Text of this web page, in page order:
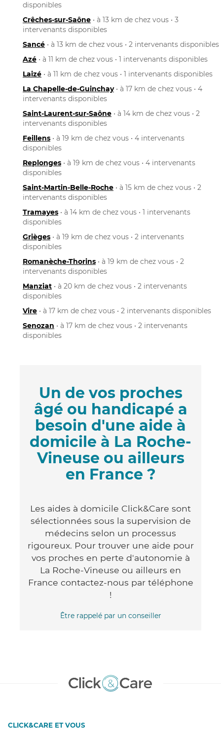
disponibles
Crêches-sur-Saône • à 13 km de chez vous • 3
intervenants disponibles
Sancé • à 13 km de chez vous • 2 intervenants disponibles
Azé • à 11 km de chez vous • 1 intervenants disponibles
Laizé • à 11 km de chez vous • 1 intervenants disponibles
La Chapelle-de-Guinchay• à 17 km de chez vous • 4
intervenants disponibles
Saint-Laurent-sur-Saône • à 14 km de chez vous • 2
intervenants disponibles
Feillens • à 19 km de chez vous • 4 intervenants
disponibles
Replonges • à 19 km de chez vous • 4 intervenants
disponibles
Saint-Martin-Belle-Roche • à 15 km de chez vous • 2
intervenants disponibles
Tramayes • à 14 km de chez vous • 1 intervenants
disponibles
Grièges • à 19 km de chez vous • 2 intervenants
disponibles
Romanèche-Thorins • à 19 km de chez vous • 2
intervenants disponibles
Manziat • à 20 km de chez vous • 2 intervenants
disponibles
Vire • à 17 km de chez vous • 2 intervenants disponibles
Senozan • à 17 km de chez vous • 2 intervenants
disponibles
Un de vos proches
âgé ou handicapé a
besoin d'une aide à
domicile à La Roche-
Vineuse ou ailleurs
en France ?
Les aides à domicile Click&Care sont
sélectionnées sous la supervision de
médecins selon un processus
rigoureux. Pour trouver une aide pour
vos proches en perte d'autonomie à
La Roche-Vineuse ou ailleurs en
France contactez-nous par téléphone
!
Être rappelé par un conseiller
CLICK&CARE ET VOUS